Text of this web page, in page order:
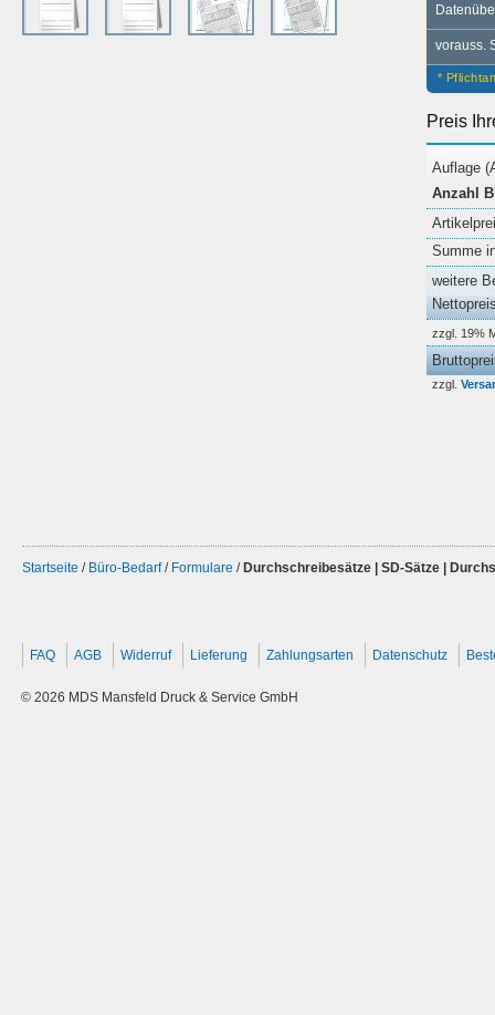
vorauss.
*
Preis
Auflage
Anzahl
Summe
weitere
zzgl. 19%
zzgl.
Startseite / Büro-Bedarf / Formulare /Durchschreibesätze | SD-Sätze |
FAQ AGB Widerruf Lieferung Zahlungsarten Datenschutz
© 2026 MDS Mansfeld Druck & Service GmbH